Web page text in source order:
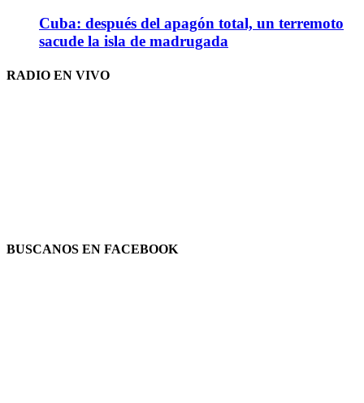
Cuba: después del apagón total, un terremoto
sacude la isla de madrugada
RADIO EN VIVO
BUSCANOS EN FACEBOOK